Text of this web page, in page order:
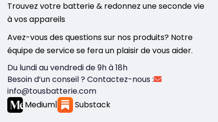
Trouvez votre batterie & redonnez une seconde vie
à vos appareils
Avez-vous des questions sur nos produits? Notre
équipe de service se fera un plaisir de vous aider.
Du lundi au vendredi de 9h à 18h
Besoin d’un conseil ? Contactez-nous :
info@tousbatterie.com
Medium| Substack